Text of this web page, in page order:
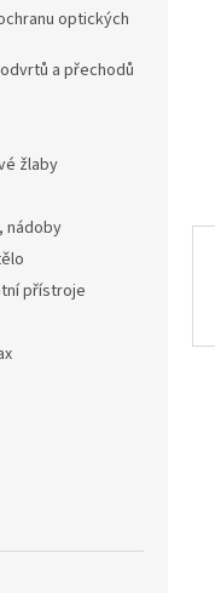
optických
a přechodů
žlaby
nádoby
přístroje